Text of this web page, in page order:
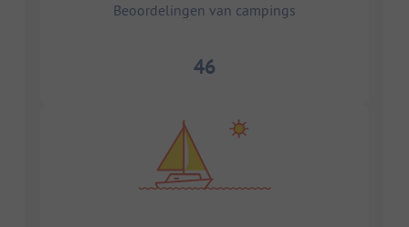
Beoordelingen van campings
46